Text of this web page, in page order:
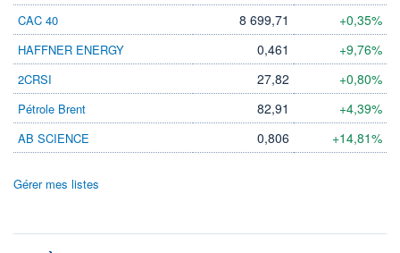
CAC 40
8 699,71 +0,35%
HAFFNER ENERGY 0,461 +9,76%
2CRSI 27,82 +0,80%
Pétrole Brent 82,91 +4,39%
AB SCIENCE 0,806 +14,81%
Gérer mes listes